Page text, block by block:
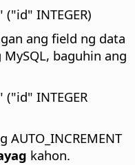
("id" INTEGER)
ang field ng data
baguhin ang
("id" INTEGER
kahon.